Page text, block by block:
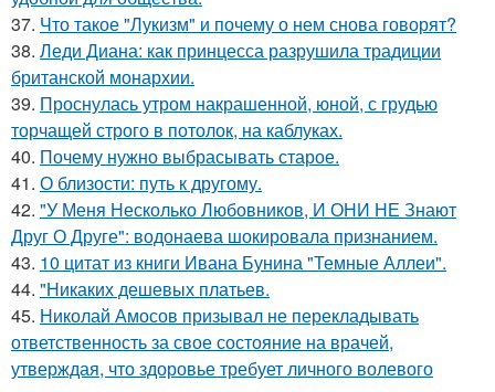
37. Что такое "Лукизм" и почему о нем снова говорят?
38. Леди Диана: как принцесса разрушила традиции
британской монархии.
39. Проснулась утром накрашенной, юной, с грудью
торчащей строго в потолок, на каблуках.
40. Почему нужно выбрасывать старое.
41. О близости: путь к другому.
42. "У Меня Несколько Любовников, И ОНИ НЕ Знают
Друг О Друге": водонаева шокировала признанием.
43. 10 цитат из книги Ивана Бунина "Темные Аллеи".
44. "Никаких дешевых платьев.
45. Николай Амосов призывал не перекладывать
ответственность за свое состояние на врачей,
утверждая, что здоровье требует личного волевого